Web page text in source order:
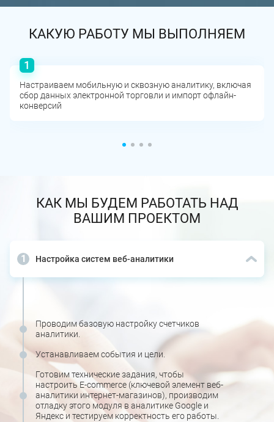
КАКУЮ РАБОТУ МЫ ВЫПОЛНЯЕМ
Настраиваем мобильную и сквозную аналитику, включая
сбор данных электронной торговли и импорт офлайн-
конверсий
КАК МЫ БУДЕМ РАБОТАТЬ НАД
ВАШИМ ПРОЕКТОМ
Настройка систем веб-аналитики
Проводим базовую настройку счетчиков
аналитики.
Устанавливаем события и цели.
Готовим технические задания, чтобы
настроить E-commerce (ключевой элемент веб-
аналитики интернет-магазинов), производим
отладку этого модуля в аналитике Google и
Яндекс и тестируем корректность его работы.